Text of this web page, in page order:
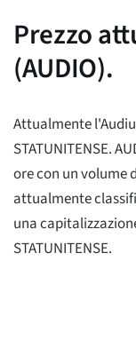
Prezzo
(AUDIO).
Attualmente
STATUNITENSE.
ore con un volume
attualmente
una
STATUNITENSE.